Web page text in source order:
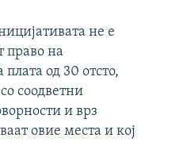
не е
право на
од 30 отсто,
соодветни
и врз
овие места и кој